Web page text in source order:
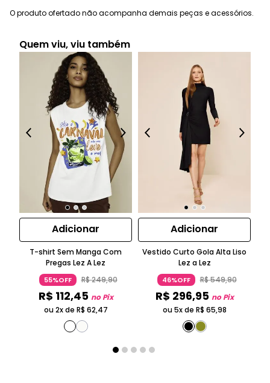
O produto ofertado não acompanha demais peças e acessórios.
Quem viu, viu também
Adicionar
T-shirt Sem Manga Com
Pregas Lez A Lez
55%OFF R$249,90
R$ 112,45 no Pix
ou 2x de R$ 62,47
Adicionar
Vestido Curto Gola Alta Liso
Lez a Lez
46%OFF R$549,90
R$ 296,95 no Pix
ou 5x de R$ 65,98